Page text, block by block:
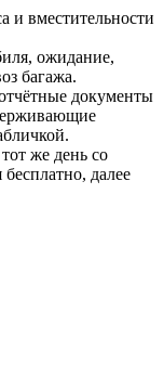
и вместительности
ожидание,
багажа.
документы
же день со
далее